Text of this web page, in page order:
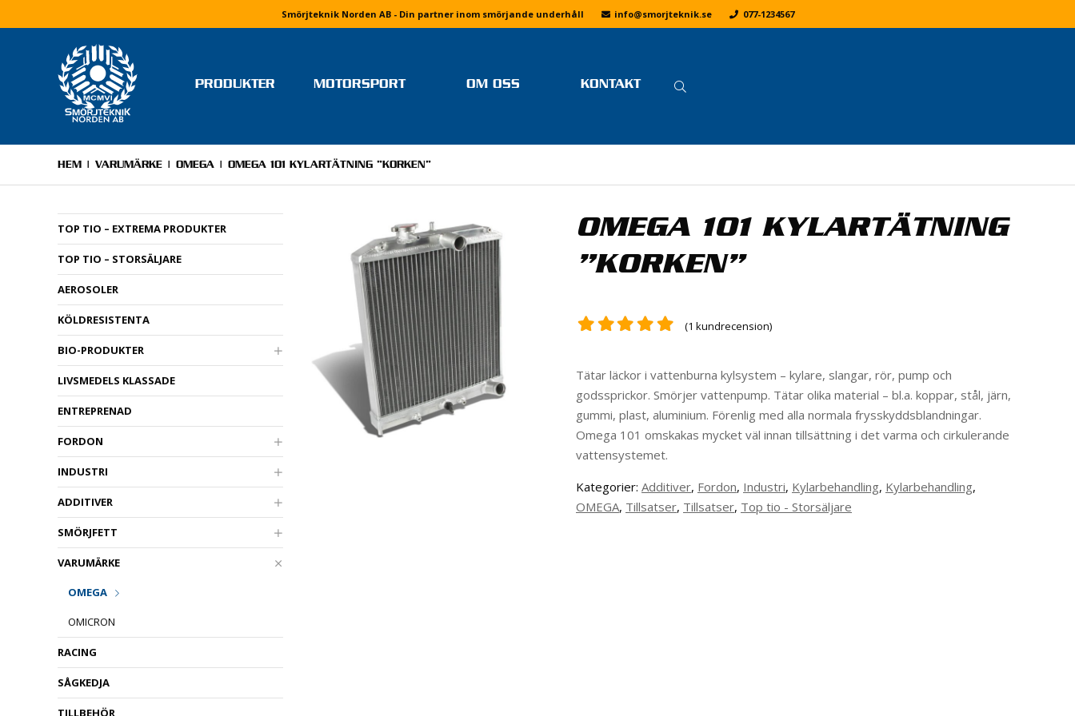
Smörjteknik Norden AB - Din partner inom smörjande underhåll info@smorjteknik.se 077-1234567
PRODUKTER MOTORSPORT
MONIKA ARVIDSSON
MOLLY HJÄLM
RICKARD IVARS
LINUS PETTERSSON
STEFAN WETTERVIK & PELLE
FOTOGALLERIER
DRIFTING
SKOTERCROSS
DRAGRACING
F1 H2O
SPEEDWAY
ENDURO
OM OSS
INTEGRITETSPOLICY
VI PÅ SMÖRJTEKNIK
KONTAKT
HEM | VARUMÄRKE | OMEGA | OMEGA 101 KYLARTÄTNING ”KORKEN”
TOP TIO – EXTREMA PRODUKTER
TOP TIO – STORSÄLJARE
AEROSOLER
KÖLDRESISTENTA
BIO-PRODUKTER
LIVSMEDELS KLASSADE
ENTREPRENAD
FORDON
INDUSTRI
ADDITIVER
SMÖRJFETT
VARUMÄRKE
OMEGA
OMICRON
RACING
SÅGKEDJA
OMEGA 101 KYLARTÄTNING
”KORKEN”
(1 kundrecension)
Tätar läckor i vattenburna kylsystem – kylare, slangar, rör, pump och
godssprickor. Smörjer vattenpump. Tätar olika material – bl.a. koppar, stål, järn,
gummi, plast, aluminium. Förenlig med alla normala frysskyddsblandningar.
Omega 101 omskakas mycket väl innan tillsättning i det varma och cirkulerande
vattensystemet.
Kategorier: Additiver, Fordon, Industri, Kylarbehandling, Kylarbehandling,
OMEGA, Tillsatser, Tillsatser, Top tio - Storsäljare